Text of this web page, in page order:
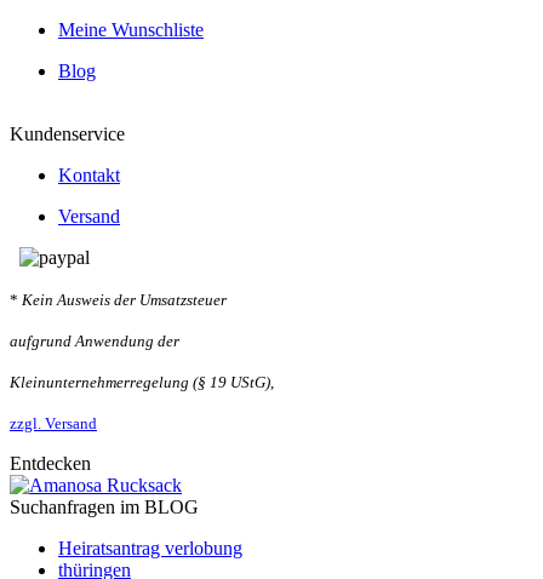
Meine Wunschliste
Blog
Kundenservice
Kontakt
Versand
* Kein Ausweis der Umsatzsteuer
aufgrund Anwendung der
Kleinunternehmerregelung (§ 19 UStG),
zzgl. Versand
Entdecken
Suchanfragen im BLOG
Heiratsantrag verlobung
thüringen